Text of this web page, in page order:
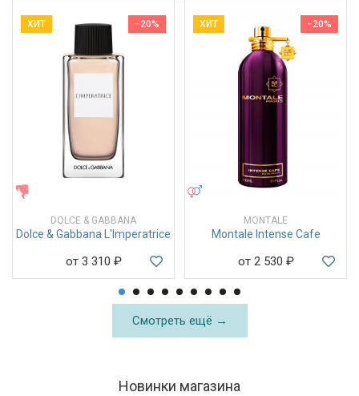
−20%
ХИТ
DOLCE & GABBANA
Dolce & Gabbana L'Imperatrice
от 3 310 ₽
−20%
ХИТ
MONTALE
Montale Intense Cafe
от 2 530 ₽
Смотреть ещё →
Новинки магазина